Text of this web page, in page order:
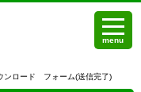
menu
ンロード フォーム(送信完了)